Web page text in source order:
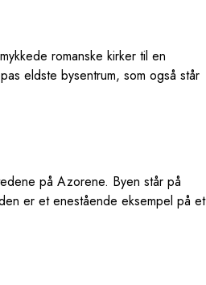
romanske kirker til en
eldste bysentrum, som også står
på Azorene. Byen står på
er et enestående eksempel på et